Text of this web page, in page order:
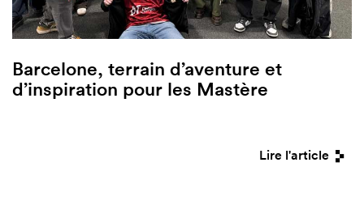
Barcelone, terrain d’aventure et
d’inspiration pour les Mastère
Lire l'article